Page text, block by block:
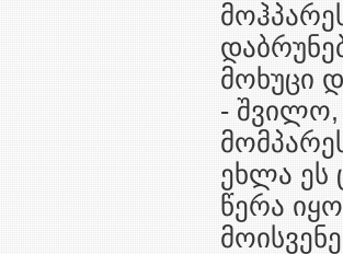
მოხუცი
- შვილო,
ეხლა ეს
წერა